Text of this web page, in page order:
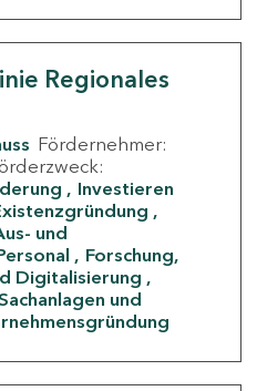
Regionales
Fördernehmer:
Investieren
und
Forschung,
Digitalisierung
und